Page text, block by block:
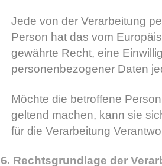
Jede von der Verarbeitung
Person hat das vom
gewährte Recht, eine
personenbezogener Daten
Möchte die betroffene
geltend machen, kann sie
für die Verarbeitung
6. Rechtsgrundlage der